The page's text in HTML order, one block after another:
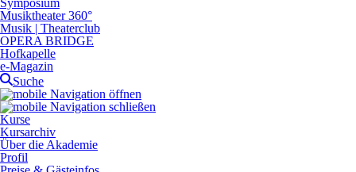
Symposium
Musiktheater 360°
Musik | Theaterclub
OPERA BRIDGE
Hofkapelle
e-Magazin
Suche
Kurse
Kursarchiv
Über die Akademie
Profil